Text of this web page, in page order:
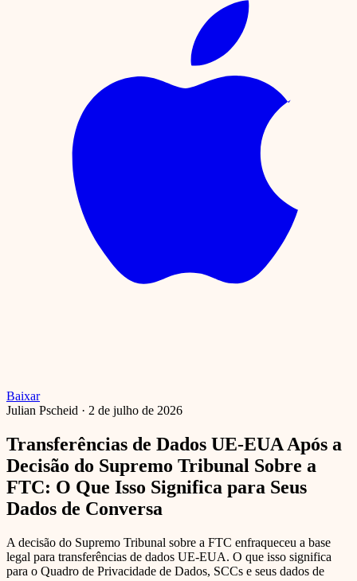
Baixar
Julian Pscheid · 2 de julho de 2026
Transferências de Dados UE-EUA Após a
Decisão do Supremo Tribunal Sobre a
FTC: O Que Isso Significa para Seus
Dados de Conversa
A decisão do Supremo Tribunal sobre a FTC enfraqueceu a base
legal para transferências de dados UE-EUA. O que isso significa
para o Quadro de Privacidade de Dados, SCCs e seus dados de